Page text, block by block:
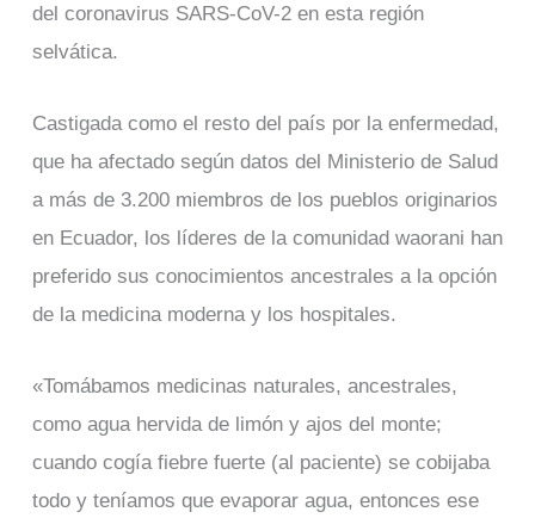
del coronavirus SARS-CoV-2 en esta región
selvática.
Castigada como el resto del país por la enfermedad,
que ha afectado según datos del Ministerio de Salud
a más de 3.200 miembros de los pueblos originarios
en Ecuador, los líderes de la comunidad waorani han
preferido sus conocimientos ancestrales a la opción
de la medicina moderna y los hospitales.
«Tomábamos medicinas naturales, ancestrales,
como agua hervida de limón y ajos del monte;
cuando cogía fiebre fuerte (al paciente) se cobijaba
todo y teníamos que evaporar agua, entonces ese